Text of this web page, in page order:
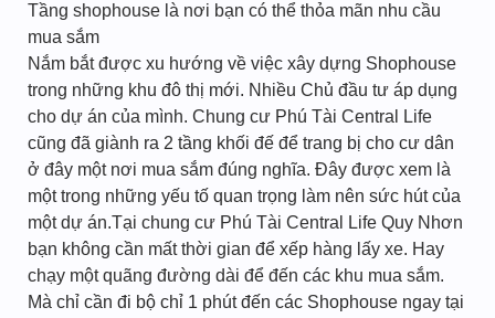
Tầng shophouse là nơi bạn có thể thỏa mãn nhu cầu
mua sắm
Nắm bắt được xu hướng về việc xây dựng Shophouse
trong những khu đô thị mới. Nhiều Chủ đầu tư áp dụng
cho dự án của mình. Chung cư Phú Tài Central Life
cũng đã giành ra 2 tầng khối đế để trang bị cho cư dân
ở đây một nơi mua sắm đúng nghĩa. Đây được xem là
một trong những yếu tố quan trọng làm nên sức hút của
một dự án.Tại chung cư Phú Tài Central Life Quy Nhơn
bạn không cần mất thời gian để xếp hàng lấy xe. Hay
chạy một quãng đường dài để đến các khu mua sắm.
Mà chỉ cần đi bộ chỉ 1 phút đến các Shophouse ngay tại